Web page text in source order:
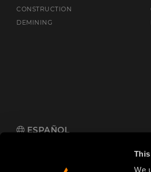
We
CONSTRUCTION
DEMINING
ESPAÑOL
Zona Produttiva 18, 38013